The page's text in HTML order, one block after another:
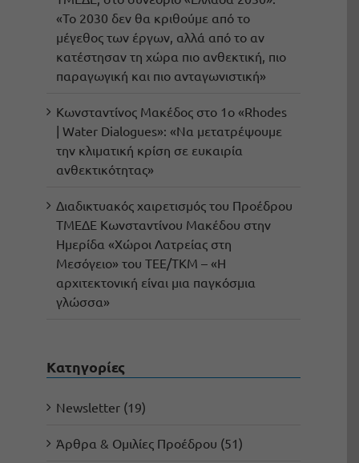
«Το 2030 δεν θα κριθούμε από το
μέγεθος των έργων, αλλά από το αν
κατέστησαν τη χώρα πιο ανθεκτική, πιο
παραγωγική και πιο ανταγωνιστική»
Κωνσταντίνος Μακέδος στο 1ο «Rhodes
| Water Dialogues»: «Να μετατρέψουμε
την κλιματική κρίση σε ευκαιρία
ανθεκτικότητας»
Διαδικτυακός χαιρετισμός του Προέδρου
ΤΜΕΔΕ Κωνσταντίνου Μακέδου στην
Ημερίδα «Χώροι Λατρείας στη
Μεσόγειο» του ΤΕΕ/ΤΚΜ – «Η
αρχιτεκτονική είναι μια παγκόσμια
γλώσσα»
Kατηγορίες
Newsletter (19)
Άρθρα & Ομιλίες Προέδρου (51)